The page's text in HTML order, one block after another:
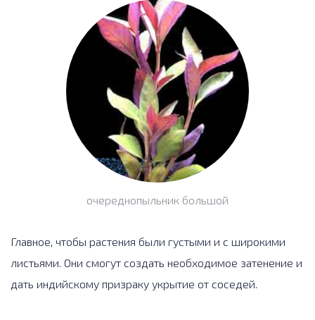
очереднопыльник большой
Главное, чтобы растения были густыми и с широкими
листьями. Они смогут создать необходимое затенение и
дать индийскому призраку укрытие от соседей.